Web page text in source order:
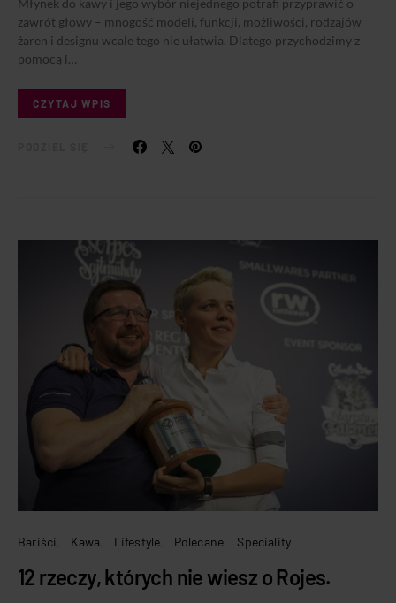
zawrót głowy – mnogość modeli, funkcji, możliwości, rodzajów
żaren i designu wcale tego nie ułatwia. Dlatego przychodzimy z
pomocą i…
CZYTAJ WPIS
Bariści Kawa Lifestyle Polecane Speciality
12 rzeczy, których nie wiesz o Rojes.